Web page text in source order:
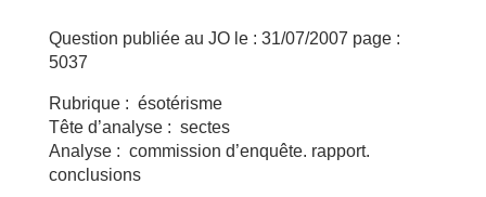
Question publiée au JO le : 31/07/2007 page :
5037
Rubrique : ésotérisme
Tête d’analyse : sectes
Analyse : commission d’enquête. rapport.
conclusions